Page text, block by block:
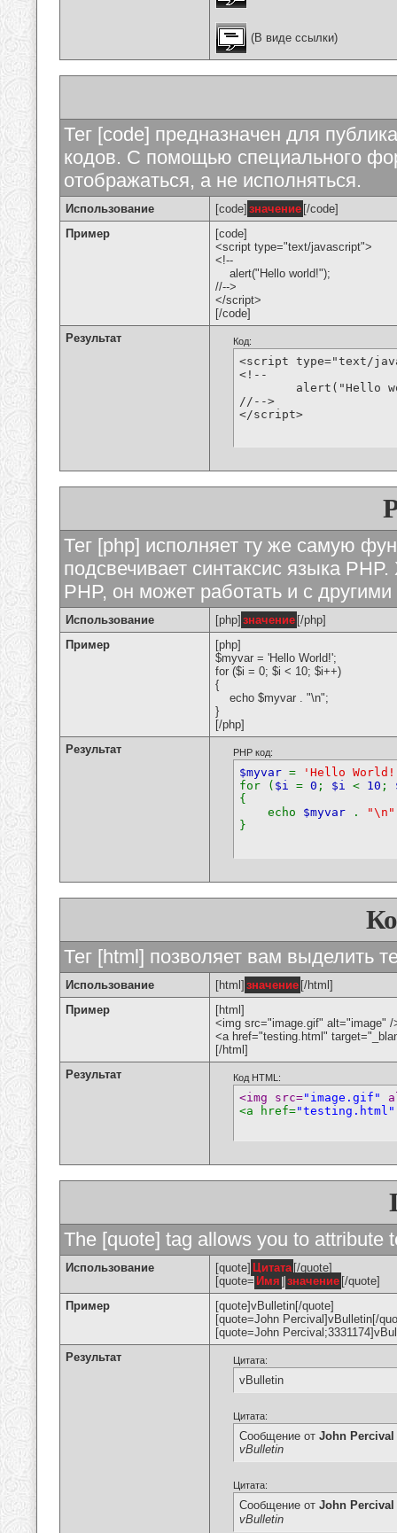
(В виде ссылки)
Тег [code] предназначен для
кодов. С помощью специального
отображаться, а не исполняться.
Использование [code] значение [/code]
Пример
[code]
<script type="text/javascript">
<!--
alert("Hello world!");
//-->
</script>
[/code]
Результат
Код:
<script type="text/
<!--
//-->
</script>
Тег [php] исполняет ту же самую
подсвечивает синтаксис языка
PHP, он может работать и с
Использование [php] значение [/php]
Пример
[php]
$myvar = 'Hello World!';
for ($i = 0; $i < 10; $i++)
{
echo $myvar . "\n";
}
[/php]
Результат
PHP код:
$myvar =
'Hello
for ( $i = 0 ; $i < 10 ;
{
echo $myvar . "\n"
}
Тег [html] позволяет вам выделить
Использование [html] значение [/html]
Пример
[html]
<img src="image.gif" alt="image" /
<a href="testing.html"
[/html]
Результат
Код HTML:
<img src="image.gif"
<a href="testing.html"
The [quote] tag allows you to attribute
Использование [quote] Цитата [/quote]
[quote= Имя ] значение [/quote]
Пример
[quote]vBulletin[/quote]
[quote=John Percival]vBulletin[/
[quote=John
Результат
Цитата:
vBulletin
Цитата:
Сообщение от John Percival
vBulletin
Цитата:
Сообщение от John Percival
vBulletin